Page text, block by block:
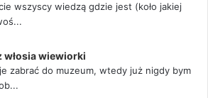
wszyscy wiedzą gdzie jest (koło jakiej
włosia wiewiorki
zabrać do muzeum, wtedy już nigdy bym